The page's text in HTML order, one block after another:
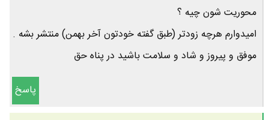
محوریت شون چیه ؟
امیدوارم هرچه زودتر (طبق گفته خودتون آخر بهمن) منتشر بشه .
موفق و پیروز و شاد و سلامت باشید در پناه حق
پاسخ